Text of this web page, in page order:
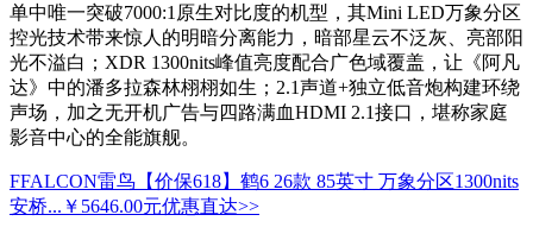
单中唯一突破7000:1原生对比度的机型，其Mini LED万象分区
控光技术带来惊人的明暗分离能力，暗部星云不泛灰、亮部阳
光不溢白；XDR 1300nits峰值亮度配合广色域覆盖，让《阿凡
达》中的潘多拉森林栩栩如生；2.1声道+独立低音炮构建环绕
声场，加之无开机广告与四路满血HDMI 2.1接口，堪称家庭
影音中心的全能旗舰。
FFALCON雷鸟【价保618】鹤6 26款 85英寸 万象分区1300nits
安桥... ￥5646.00元优惠直达>>